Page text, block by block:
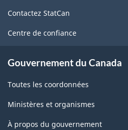
ce
site
Contactez StatCan
Centre de confiance
Gouvernement du Canada
Toutes les coordonnées
Ministères et organismes
À propos du gouvernement